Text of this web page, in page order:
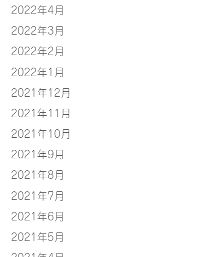
2022年4月
2022年3月
2022年2月
2022年1月
2021年12月
2021年11月
2021年10月
2021年9月
2021年8月
2021年7月
2021年6月
2021年5月